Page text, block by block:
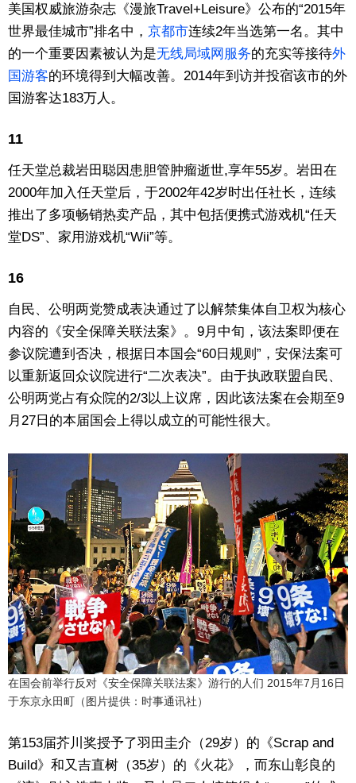
美国权威旅游杂志《漫旅Travel+Leisure》公布的“2015年
世界最佳城市”排名中， 京都市连续2年当选第一名。其中
的一个重要因素被认为是无线局域网服务的充实等接待外
国游客的环境得到大幅改善。2014年到访并投宿该市的外
国游客达183万人。
11
任天堂总裁岩田聪因患胆管肿瘤逝世,享年55岁。岩田在
2000年加入任天堂后，于2002年42岁时出任社长，连续
推出了多项畅销热卖产品，其中包括便携式游戏机“任天
堂DS”、家用游戏机“Wii”等。
16
自民、公明两党赞成表决通过了以解禁集体自卫权为核心
内容的《安全保障关联法案》。9月中旬，该法案即便在
参议院遭到否决，根据日本国会“60日规则”，安保法案可
以重新返回众议院进行“二次表决”。由于执政联盟自民、
公明两党占有众院的2/3以上议席，因此该法案在会期至9
月27日的本届国会上得以成立的可能性很大。
在国会前举行反对《安全保障关联法案》游行的人们 2015年7月16日
于东京永田町（图片提供：时事通讯社）
第153届芥川奖授予了羽田圭介（29岁）的《Scrap and
Build》和又吉直树（35岁）的《火花》，而东山彰良的